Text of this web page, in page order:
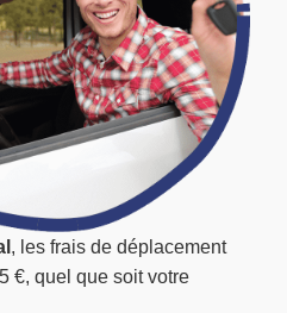
, les frais de déplacement
€, quel que soit votre